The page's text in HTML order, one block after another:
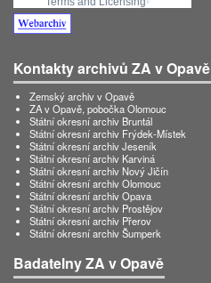
Kontakty archivů ZA v Opavě
Zemský archiv v Opavě
ZA v Opavě, pobočka Olomouc
Státní okresní archiv Bruntál
Státní okresní archiv Frýdek-Místek
Státní okresní archiv Jeseník
Státní okresní archiv Karviná
Státní okresní archiv Nový Jičín
Státní okresní archiv Olomouc
Státní okresní archiv Opava
Státní okresní archiv Prostějov
Státní okresní archiv Přerov
Státní okresní archiv Šumperk
Badatelny ZA v Opavě